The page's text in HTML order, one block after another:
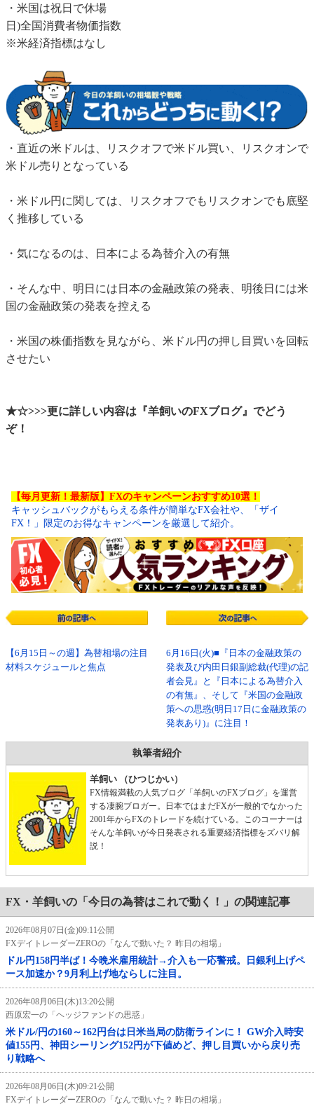
・米国は祝日で休場
日)全国消費者物価指数
※米経済指標はなし
・直近の米ドルは、リスクオフで米ドル買い、リスクオンで
米ドル売りとなっている
・米ドル円に関しては、リスクオフでもリスクオンでも底堅
く推移している
・気になるのは、日本による為替介入の有無
・そんな中、明日には日本の金融政策の発表、明後日には米
国の金融政策の発表を控える
・米国の株価指数を見ながら、米ドル円の押し目買いを回転
させたい
★☆>>>更に詳しい内容は『羊飼いのFXブログ』でどう
ぞ！
【毎月更新！最新版】FXのキャンペーンおすすめ10選！
キャッシュバックがもらえる条件が簡単なFX会社や、「ザイ
FX！」限定のお得なキャンペーンを厳選して紹介。
【6月15日～の週】為替相場の注目
材料スケジュールと焦点
6月16日(火)■『日本の金融政策の
発表及び内田日銀副総裁(代理)の記
者会見』と『日本による為替介入
の有無』、そして『米国の金融政
策への思惑(明日17日に金融政策の
発表あり)』に注目！
執筆者紹介
羊飼い （ひつじかい）
FX情報満載の人気ブログ「羊飼いのFXブログ」を運営
する凄腕ブロガー。日本ではまだFXが一般的でなかった
2001年からFXのトレードを続けている。このコーナーは
そんな羊飼いが今日発表される重要経済指標をズバリ解
説！
FX・羊飼いの「今日の為替はこれで動く！」の関連記事
2026年08月07日(金)09:11公開
FXデイトレーダーZEROの「なんで動いた？ 昨日の相場」
ドル円158円半ば！今晩米雇用統計→介入も一応警戒。日銀利上げペ
ース加速か？9月利上げ地ならしに注目。
2026年08月06日(木)13:20公開
西原宏一の「ヘッジファンドの思惑」
米ドル/円の160～162円台は日米当局の防衛ラインに！ GW介入時安
値155円、神田シーリング152円が下値めど、押し目買いから戻り売
り戦略へ
2026年08月06日(木)09:21公開
FXデイトレーダーZEROの「なんで動いた？ 昨日の相場」